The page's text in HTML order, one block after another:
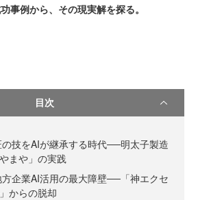
事例から、その現実解を探る。
目次
の技をAIが継承する時代──明太子製造
やまや」の実践
企業AI活用の最大障壁──「神エクセ
からの脱却